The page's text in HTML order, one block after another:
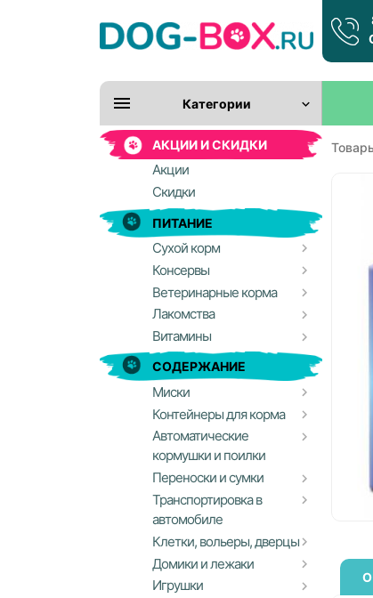
Категории
АКЦИИ И СКИДКИ
Акции
Скидки
ПИТАНИЕ
Сухой корм
Консервы
Ветеринарные корма
Лакомства
Витамины
СОДЕРЖАНИЕ
Миски
Контейнеры для корма
Автоматические
кормушки и поилки
Переноски и сумки
Транспортировка в
автомобиле
Клетки, вольеры, дверцы
Домики и лежаки
Игрушки